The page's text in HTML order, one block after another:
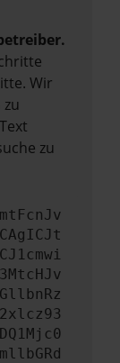
Wir
zu